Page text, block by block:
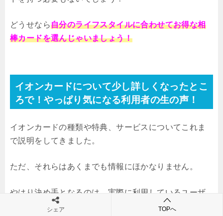
どうせなら自分のライフスタイルに合わせてお得な相
棒カードを選んじゃいましょう！
イオンカードについて少し詳しくなったとこ
ろで！やっぱり気になる利用者の生の声！
イオンカードの種類や特典、サービスについてこれま
で説明をしてきました。
ただ、それらはあくまでも情報にほかなりません。
やはり決め手となるのは、実際に利用しているユーザ
ーの声ですよね。
シェア TOPへ